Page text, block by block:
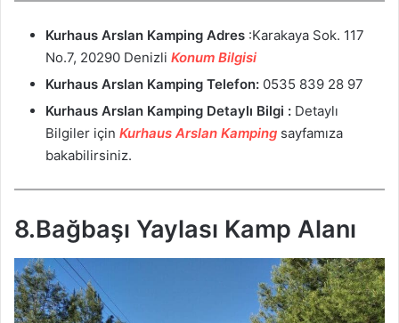
Kurhaus Arslan Kamping Adres :Karakaya Sok. 117
No.7, 20290 Denizli Konum Bilgisi
Kurhaus Arslan Kamping Telefon: 0535 839 28 97
Kurhaus Arslan Kamping Detaylı Bilgi : Detaylı
Bilgiler için Kurhaus Arslan Kamping sayfamıza
bakabilirsiniz.
8.Bağbaşı Yaylası Kamp Alanı